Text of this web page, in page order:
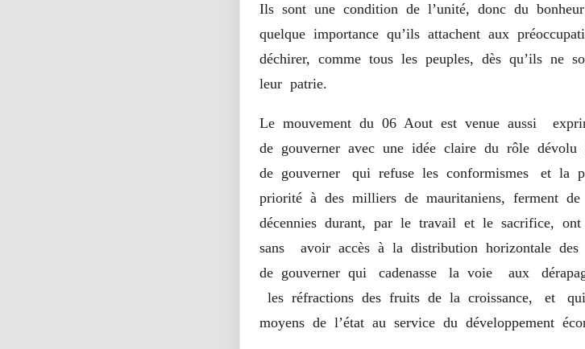
Ils sont une condition de l’unité, donc du
quelque importance qu’ils attachent aux
déchirer, comme tous les peuples, dès qu’ils ne
leur patrie.
Le mouvement du 06 Aout est venue aussi
de gouverner avec une idée claire du rôle
de gouverner qui refuse les conformismes et
priorité à des milliers de mauritaniens, ferment
décennies durant, par le travail et le sacrifice,
sans avoir accès à la distribution horizontale des
de gouverner qui cadenasse la voie aux
les réfractions des fruits de la croissance, et
moyens de l’état au service du développement